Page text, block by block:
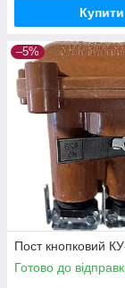
Купити
–5%
Пост кнопковий
Готово до